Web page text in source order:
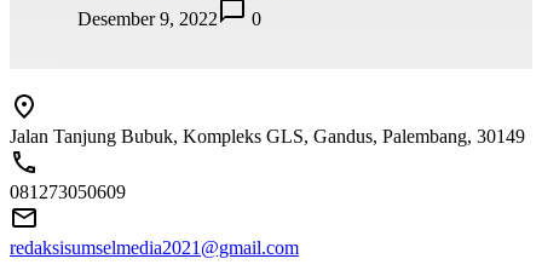
Desember 9, 2022
0
Jalan Tanjung Bubuk, Kompleks GLS, Gandus, Palembang, 30149
081273050609
redaksisumselmedia2021@gmail.com